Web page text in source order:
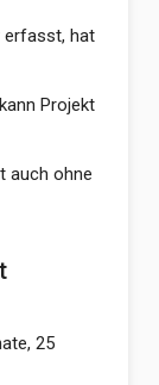
erfasst, hat
Projekt
auch ohne
25